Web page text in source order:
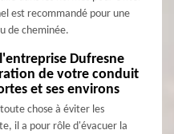
est recommandé pour une
de cheminée.
Dufresne
de votre conduit
et ses environs
chose à éviter les
il a pour rôle d'évacuer la